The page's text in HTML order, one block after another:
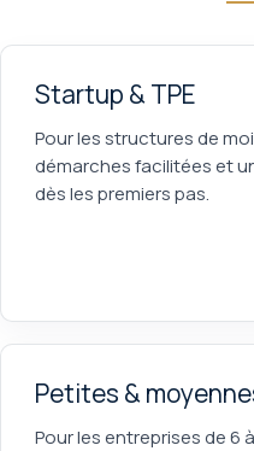
Startup & TPE
Pour les structures de
démarches facilitées et
dès les premiers pas.
Petites &
Pour les entreprises de 6